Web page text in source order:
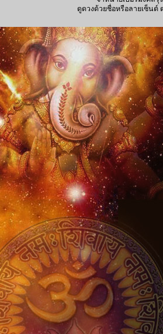
ดูดวงด้วยชื่อหรือลายเซ็นต์